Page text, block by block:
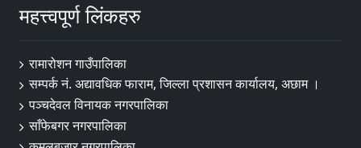
महत्त्वपूर्ण लिंकहरु
रामारोशन गाउँपालिका
सम्पर्क नं. अद्यावधिक फाराम, जिल्ला प्रशासन कार्यालय, अछाम ।
पञ्चदेवल विनायक नगरपालिका
साँफेबगर नगरपालिका